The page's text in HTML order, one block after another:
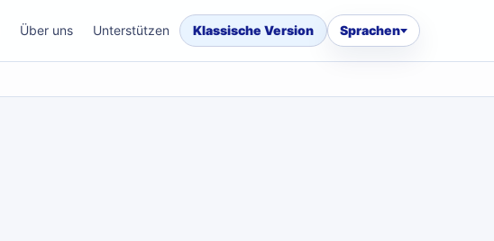
Über uns Unterstützen Klassische Version Sprachen